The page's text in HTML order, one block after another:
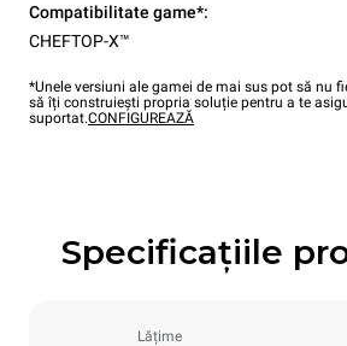
Compatibilitate game*:
CHEFTOP-X™
*Unele versiuni ale gamei de mai sus pot să nu
să îți construiești propria soluție pentru a te
suportat.CONFIGUREAZĂ
Specificațiile
Lățime